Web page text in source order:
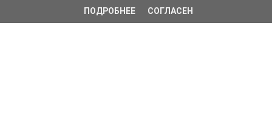
ПОДРОБНЕЕ СОГЛАСЕН